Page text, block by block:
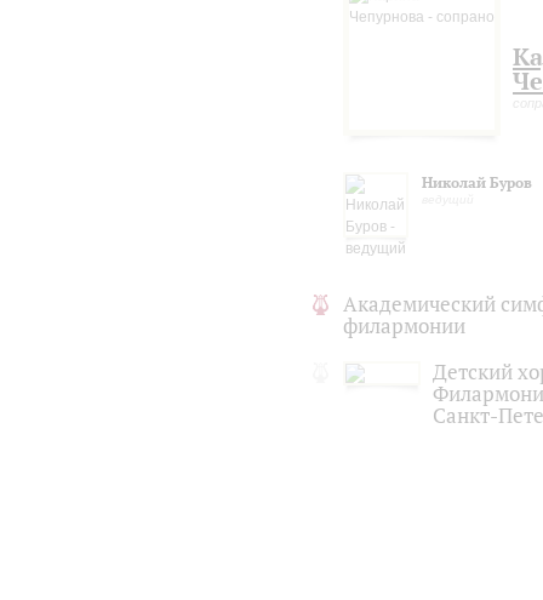
Николай Буров
Академический
филармонии
Детский
Санкт-